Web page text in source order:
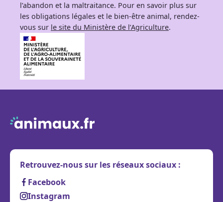
l’abandon et la maltraitance. Pour en savoir plus sur
les obligations légales et le bien-être animal, rendez-
vous sur le site du Ministère de l’Agriculture.
Retrouvez-nous sur les réseaux sociaux :
Facebook
Instagram